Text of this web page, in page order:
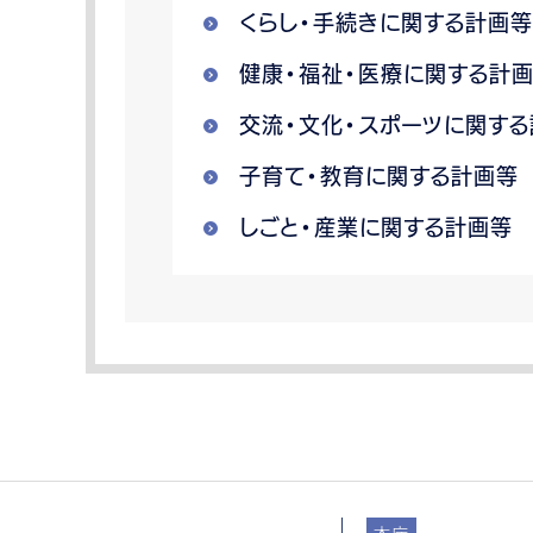
くらし・手続きに関する計画等
健康・福祉・医療に関する計
交流・文化・スポーツに関す
子育て・教育に関する計画等
しごと・産業に関する計画等